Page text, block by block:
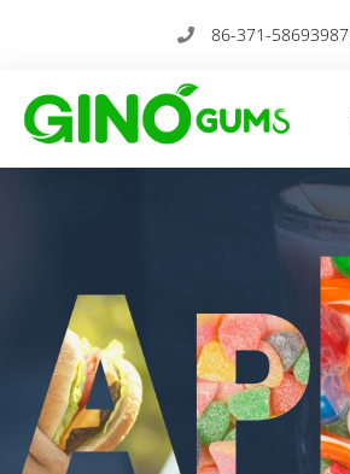
86-371-58693987